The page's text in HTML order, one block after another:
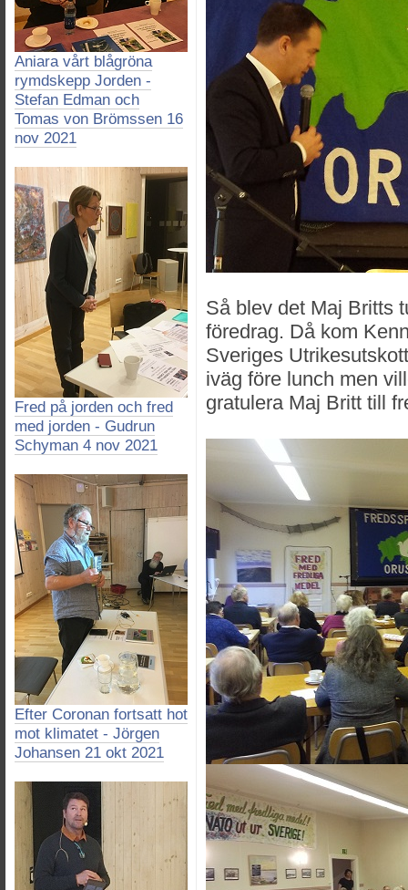
Aniara vårt blågröna
rymdskepp Jorden -
Stefan Edman och
Tomas von Brömssen 16
nov 2021
Fred på jorden och fred
med jorden - Gudrun
Schyman 4 nov 2021
Efter Coronan fortsatt hot
mot klimatet - Jörgen
Johansen 21 okt 2021
Så blev det Maj Britts
föredrag. Då kom
Sveriges
iväg före lunch men
gratulera Maj Britt till